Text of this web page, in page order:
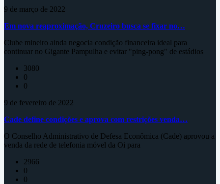
9 de março de 2022
Em nova reaproximação, Cruzeiro busca se fixar no…
Clube mineiro ainda negocia condição financeira ideal para
continuar no Gigante Pampulha e evitar "ping-pong" de estádios
3080
0
0
9 de fevereiro de 2022
Cade define condições e aprova com restrições venda…
O Conselho Administrativo de Defesa Econômica (Cade) aprovou a
venda da rede de telefonia móvel da Oi para
2966
0
0